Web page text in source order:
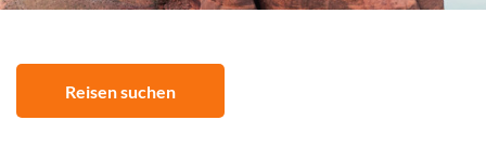
Reisen suchen